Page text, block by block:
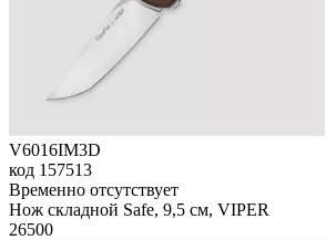
V6016IM3D
код 157513
Временно отсутствует
Нож складной Safe, 9,5 см, VIPER
26500